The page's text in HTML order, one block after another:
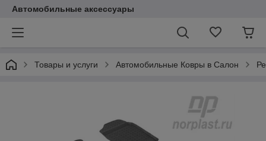
Автомобильные аксессуары
Товары и услуги Автомобильные Ковры в Салон